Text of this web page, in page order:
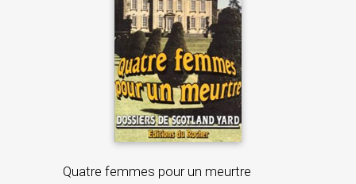
Quatre femmes pour un meurtre